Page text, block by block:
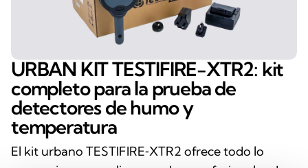
URBAN KIT TESTIFIRE-XTR2: kit
completo para la prueba de
detectores de humo y
temperatura
El kit urbano TESTIFIRE‑XTR2 ofrece todo lo